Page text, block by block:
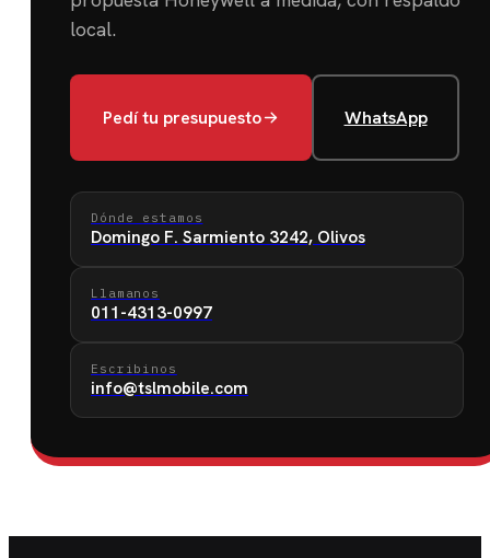
local.
Pedí tu presupuesto WhatsApp
Dónde estamos
Domingo F. Sarmiento 3242, Olivos
Llamanos
011-4313-0997
Escribinos
info@tslmobile.com